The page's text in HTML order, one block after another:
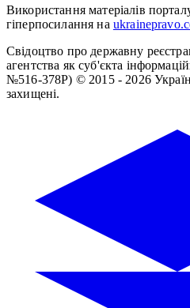
Використання матеріалів
гіперпосилання на
Свідоцтво про державну
агентства як суб'єкта
№516-378Р) © 2015 - 2026
захищені.